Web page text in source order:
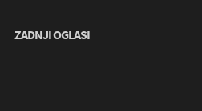
ZADNJI OGLASI